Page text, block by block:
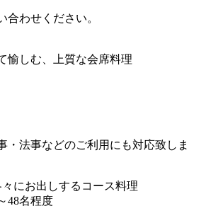
合わせください。
・法事などのご利用にも対応致しま
にお出しするコース料理
48名程度